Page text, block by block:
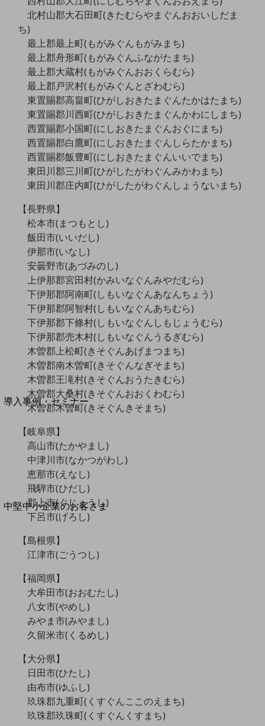
通信モジュール製品
衛星携帯電話
IOT完了済みメーカーブランド製品
料金TOP
ドコモBiz データ無制限 ドコモ MAX ドコモ mini ドコモBiz かけ放題
ケータイプラン
5Gデータプラス
データプラス
home5Gプラン
モバイルサービス
端末の一元管理
セキュリティ
運用保守・故障紛失サポート
回線・ネットワーク
お手続き
別ウィンドウで開きます
サービスをご利用中のお客さま
導入事例・セミナー
導入事例TOP
最新の導入事例や注目の導入事例をご紹介します
セミナー
開催・出展する各種セミナー、イベント情報をご紹介します
中堅中小企業のお客さま
NTTドコモビジネスウォッチ
ビジネスお役立ち情報
旬な話題やお役立ち資料などDXの課題を
新着記事
お役立ち資料ダウンロード
トレンド記事特集
IT用語集
中堅中小企業向け
サービス・ソリューション
課題やニーズに合ったサービスをご紹介し、
中堅中小企業のビジネスをサポート！
お悩みから見つける
お悩みから見つけるTOP
ネットワーク
北村山郡大石田町(きたむらやまぐんおおいしだま
ち)
最上郡最上町(もがみぐんもがみまち)
最上郡舟形町(もがみぐんふながたまち)
最上郡大蔵村(もがみぐんおおくらむら)
最上郡戸沢村(もがみぐんとざわむら)
東置賜郡高畠町(ひがしおきたまぐんたかはたまち)
東置賜郡川西町(ひがしおきたまぐんかわにしまち)
西置賜郡小国町(にしおきたまぐんおぐにまち)
西置賜郡白鷹町(にしおきたまぐんしらたかまち)
西置賜郡飯豊町(にしおきたまぐんいいでまち)
東田川郡三川町(ひがしたがわぐんみかわまち)
東田川郡庄内町(ひがしたがわぐんしょうないまち)
【長野県】
松本市(まつもとし)
飯田市(いいだし)
伊那市(いなし)
安曇野市(あづみのし)
上伊那郡宮田村(かみいなぐんみやだむら)
下伊那郡阿南町(しもいなぐんあなんちょう)
下伊那郡阿智村(しもいなぐんあちむら)
下伊那郡下條村(しもいなぐんしもじょうむら)
下伊那郡売木村(しもいなぐんうるぎむら)
木曽郡上松町(きそぐんあげまつまち)
木曽郡南木曽町(きそぐんなぎそまち)
木曽郡王滝村(きそぐんおうたきむら)
木曽郡大桑村(きそぐんおおくわむら)
木曽郡木曽町(きそぐんきそまち)
【岐阜県】
高山市(たかやまし)
中津川市(なかつがわし)
恵那市(えなし)
飛騨市(ひだし)
郡上市(ぐじょうし)
下呂市(げろし)
【島根県】
江津市(ごうつし)
【福岡県】
大牟田市(おおむたし)
八女市(やめし)
みやま市(みやまし)
久留米市(くるめし)
【大分県】
日田市(ひたし)
由布市(ゆふし)
玖珠郡九重町(くすぐんここのえまち)
玖珠郡玖珠町(くすぐんくすまち)